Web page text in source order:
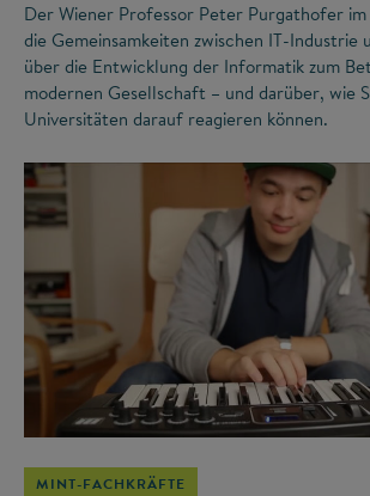
Der Wiener Professor Peter Purgathofer
die Gemeinsamkeiten zwischen IT-Industrie
über die Entwicklung der Informatik zum
modernen Gesellschaft – und darüber, wie
Universitäten darauf reagieren können.
MINT-FACHKRÄFTE